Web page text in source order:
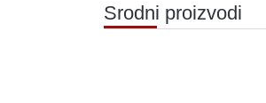
Srodni proizvodi